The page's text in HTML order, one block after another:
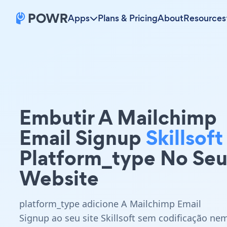
Apps Plans & PricingAboutResources
Embutir A Mailchimp
Email SignupSkillsoft
Platform_type No Seu
Website
platform_type adicione A Mailchimp Email
Signup ao seu site Skillsoft sem codificação